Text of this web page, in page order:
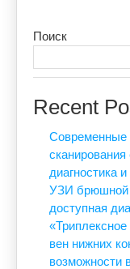
Поиск
Recent
Современные
диагностика
УЗИ брюшной
доступная
вен нижних
возможности